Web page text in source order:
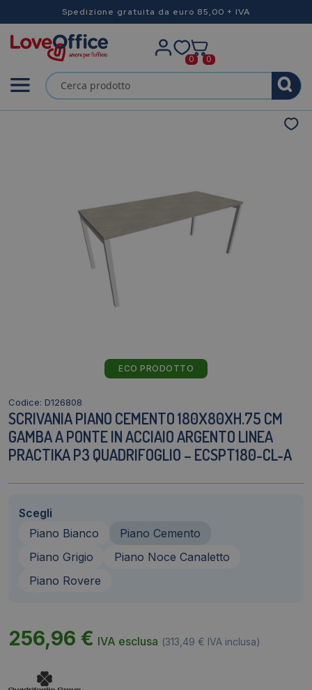
Spedizione gratuita da euro 85,00 + IVA
0 0
ECO PRODOTTO
Codice: D126808
SCRIVANIA PIANO CEMENTO 180X80XH.75 CM
GAMBA A PONTE IN ACCIAIO ARGENTO LINEA
PRACTIKA P3 QUADRIFOGLIO – ECSPT180-CL-A
Scegli
Piano Bianco
Piano Cemento
Piano Grigio
Piano Noce Canaletto
Piano Rovere
256,96 € IVA esclusa (313,49 € IVA inclusa)